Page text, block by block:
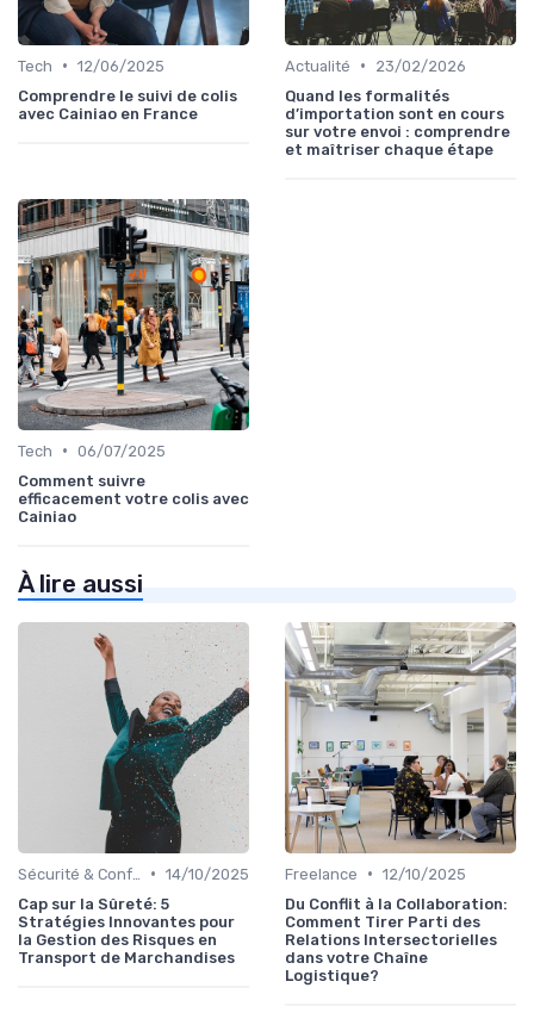
Tech • 12/06/2025
Comprendre le suivi de colis
avec Cainiao en France
Actualité •
23/02/2026
Quand les formalités
d’importation sont en cours
sur votre envoi : comprendre
et maîtriser chaque étape
Tech • 06/07/2025
Comment suivre
efficacement votre colis avec
Cainiao
À lire aussi
• 14/10/2025
Cap sur la Sûreté: 5
Stratégies Innovantes pour
la Gestion des Risques en
Transport de Marchandises
Freelance • 12/10/2025
Du Conflit à la Collaboration:
Comment Tirer Parti des
Relations Intersectorielles
dans votre Chaîne
Logistique?